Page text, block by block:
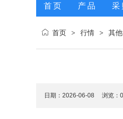
首页 产品 采
首页 > 行情 > 其
日期：2026-06-08 浏览： 0